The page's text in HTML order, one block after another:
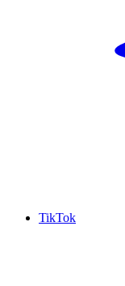
TikTok